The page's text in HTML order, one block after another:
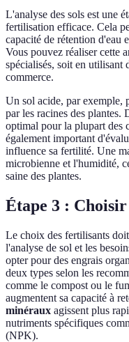
L'analyse des sols est une
fertilisation efficace. Cela
capacité de rétention d'eau
Vous pouvez réaliser cette
spécialisés, soit en utilisant
commerce.
Un sol acide, par exemple,
par les racines des
optimal pour la plupart des
également important
influence sa fertilité. Une
microbienne et l'humidité,
saine des plantes.
Étape 3 :
Le choix des fertilisants
l'analyse de sol et les
opter pour des engrais
deux types selon les
comme le compost ou le
augmentent sa capacité à
minéraux agissent plus
nutriments spécifiques
(NPK).